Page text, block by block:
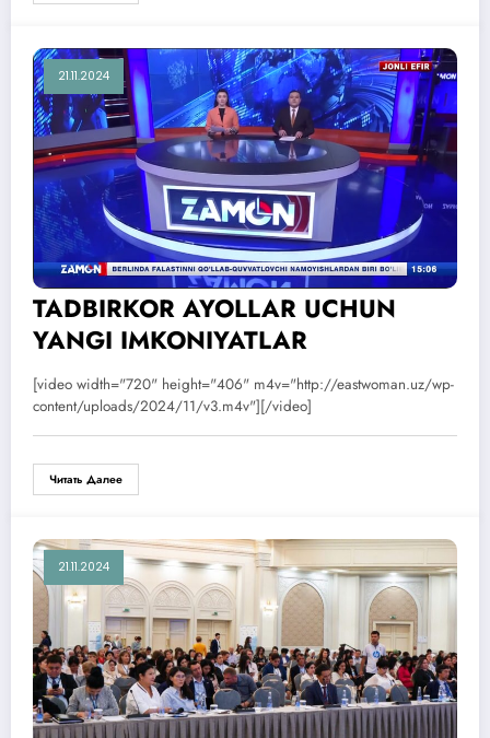
21.11.2024
TADBIRKOR AYOLLAR UCHUN
YANGI IMKONIYATLAR
[video width="720" height="406" m4v="http://eastwoman.uz/wp-
content/uploads/2024/11/v3.m4v"][/video]
Читать Далее
21.11.2024